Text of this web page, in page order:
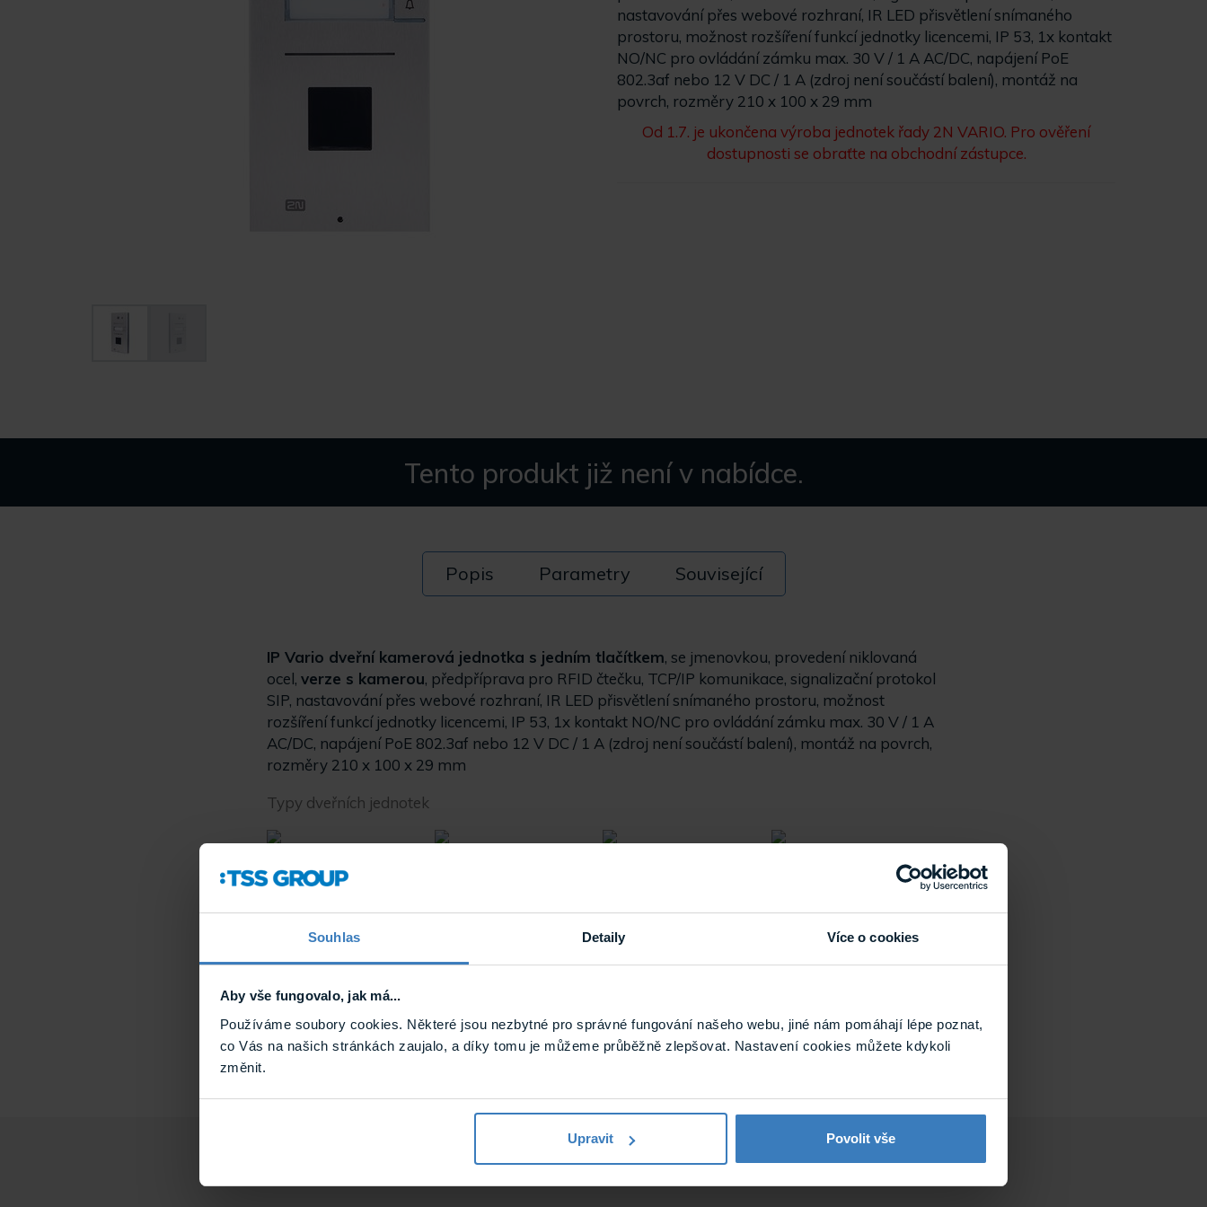
Souhlas Detaily Více o cookies
Aby vše fungovalo, jak má...
Používáme soubory cookies. Některé jsou nezbytné pro správné fungování našeho webu, jiné nám pomáhají lépe poznat,
co Vás na našich stránkách zaujalo, a díky tomu je můžeme průběžně zlepšovat. Nastavení cookies můžete kdykoli
změnit.
Upravit Povolit vše
nastavování přes webové rozhraní, IR LED přisvětlení snímaného
prostoru, možnost rozšíření funkcí jednotky licencemi, IP 53, 1x kontakt
NO/NC pro ovládání zámku max. 30 V / 1 A AC/DC, napájení PoE
802.3af nebo 12 V DC / 1 A (zdroj není součástí balení), montáž na
povrch, rozměry 210 x 100 x 29 mm
Od 1.7. je ukončena výroba jednotek řady 2N VARIO. Pro ověření
dostupnosti se obraťte na obchodní zástupce.
Tento produkt již není v nabídce.
Popis Parametry Související
IP Vario dveřní kamerová jednotka s jedním tlačítkem, se jmenovkou, provedení niklovaná
ocel, verze s kamerou, předpříprava pro RFID čtečku, TCP/IP komunikace, signalizační protokol
SIP, nastavování přes webové rozhraní, IR LED přisvětlení snímaného prostoru, možnost
rozšíření funkcí jednotky licencemi, IP 53, 1x kontakt NO/NC pro ovládání zámku max. 30 V / 1 A
AC/DC, napájení PoE 802.3af nebo 12 V DC / 1 A (zdroj není součástí balení), montáž na povrch,
rozměry 210 x 100 x 29 mm
Typy dveřních jednotek
3x 2 tlačítka, klávesnice,3x 2 tlačítka, klávesnice,
kamera, displej
Od 1.7. je ukončena výroba jednotek řady 2N VARIO. Pro ověření dostupnosti se obraťte na